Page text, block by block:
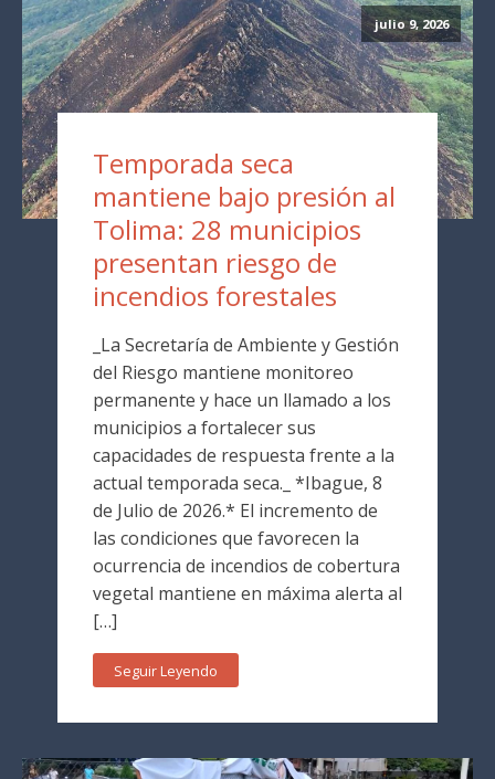
julio 9, 2026
Temporada seca
mantiene bajo presión al
Tolima: 28 municipios
presentan riesgo de
incendios forestales
_La Secretaría de Ambiente y Gestión
del Riesgo mantiene monitoreo
permanente y hace un llamado a los
municipios a fortalecer sus
capacidades de respuesta frente a la
actual temporada seca._ *Ibague, 8
de Julio de 2026.* El incremento de
las condiciones que favorecen la
ocurrencia de incendios de cobertura
vegetal mantiene en máxima alerta al
[…]
Seguir Leyendo